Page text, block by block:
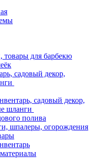
товары для барбекю
садовый декор,
садовый декор,
шланги
полива
шпалеры, огорождения